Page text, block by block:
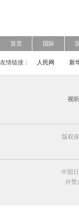
首页 国际
友情链接： 人民网 新
视
版权
中国
许禁